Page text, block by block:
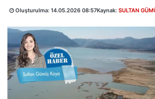
Oluşturulma: 14.05.2026 08:57Kaynak: SULTAN